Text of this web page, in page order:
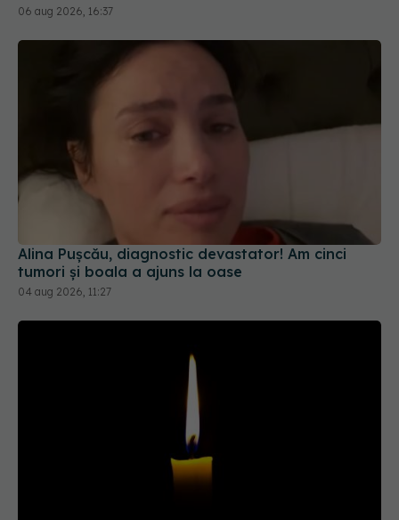
06 aug 2026, 16:37
Alina Pușcău, diagnostic devastator! Am cinci
tumori și boala a ajuns la oase
04 aug 2026, 11:27